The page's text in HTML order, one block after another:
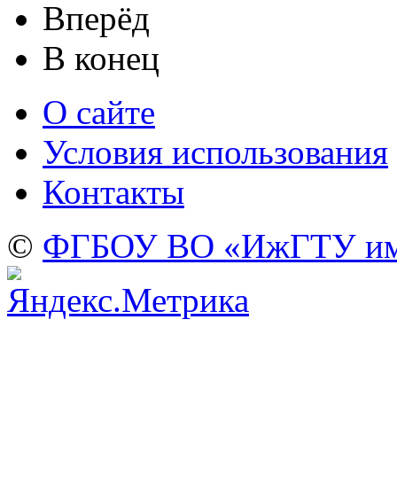
Вперёд
В конец
О сайте
Условия использования
Контакты
© ФГБОУ ВО «ИжГТУ